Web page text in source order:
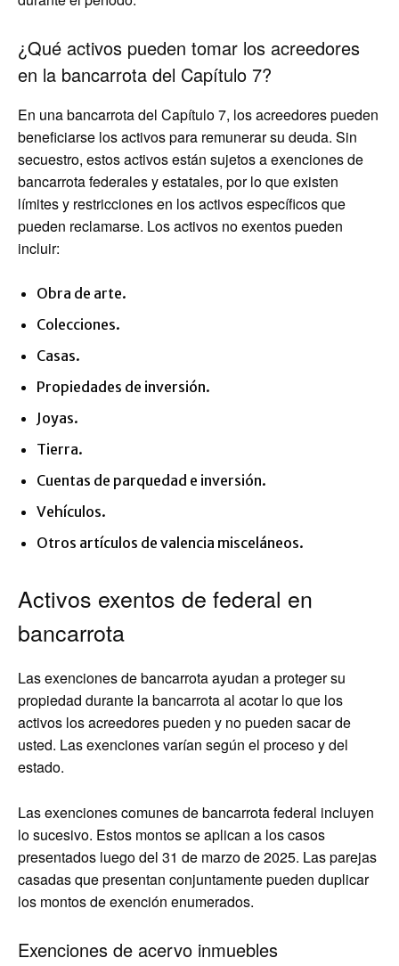
¿Qué activos pueden tomar los acreedores
en la bancarrota del Capítulo 7?
En una bancarrota del Capítulo 7, los acreedores pueden
beneficiarse los activos para remunerar su deuda. Sin
secuestro, estos activos están sujetos a exenciones de
bancarrota federales y estatales, por lo que existen
límites y restricciones en los activos específicos que
pueden reclamarse. Los activos no exentos pueden
incluir:
Obra de arte.
Colecciones.
Casas.
Propiedades de inversión.
Joyas.
Tierra.
Cuentas de parquedad e inversión.
Vehículos.
Otros artículos de valencia misceláneos.
Activos exentos de federal en
bancarrota
Las exenciones de bancarrota ayudan a proteger su
propiedad durante la bancarrota al acotar lo que los
activos los acreedores pueden y no pueden sacar de
usted. Las exenciones varían según el proceso y del
estado.
Las exenciones comunes de bancarrota federal incluyen
lo sucesivo. Estos montos se aplican a los casos
presentados luego del 31 de marzo de 2025. Las parejas
casadas que presentan conjuntamente pueden duplicar
los montos de exención enumerados.
Exenciones de acervo inmuebles